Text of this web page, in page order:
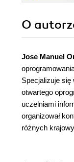
O
Jose Manuel
Specjalizuje się
otwartego
uczelniami
organizował
różnych